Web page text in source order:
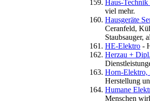
Haus-
viel mehr.
Hausgeräte
Ceranfeld,
Staubsauger,
HE-Elektro -
Herzau +
Horn-Elektro,
Herstellung
Humane
Menschen